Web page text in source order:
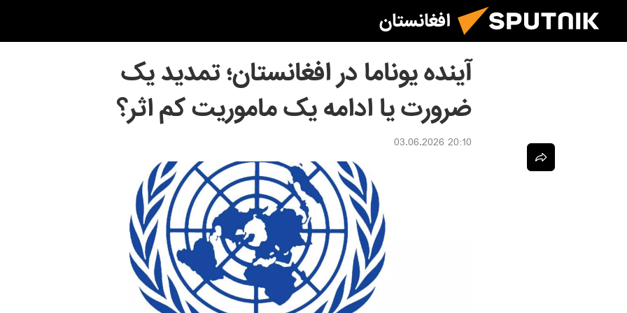
افغانستان
آینده یوناما در افغانستان؛ تمدید یک
ضرورت یا ادامه یک ماموریت کم اثر؟
20:10 03.06.2026